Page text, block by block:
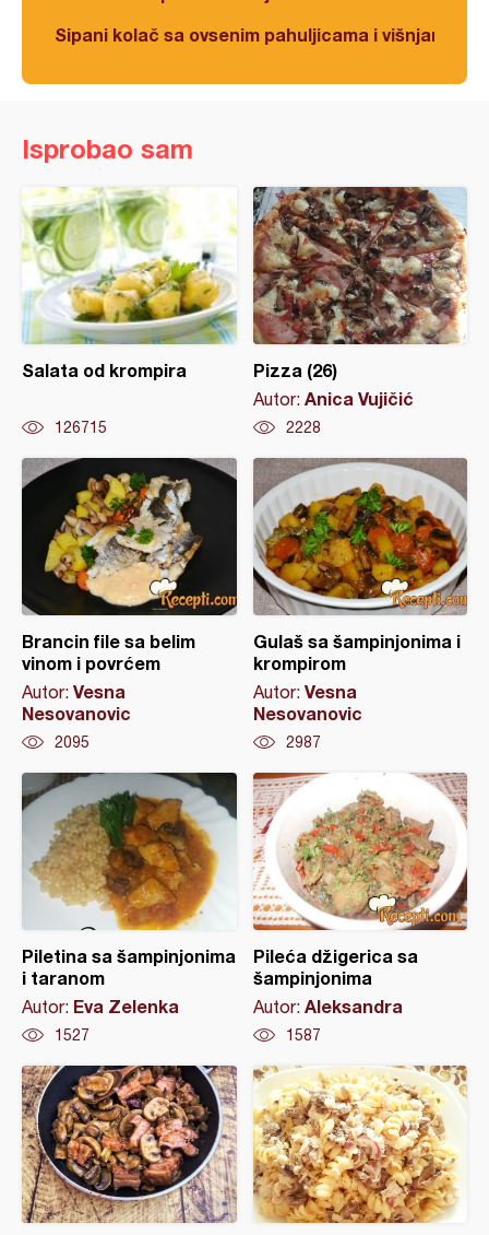
Sipani kolač sa ovsenim pahuljicama i višnjama
Isprobao sam
Salata od krompira
126715
Pizza (26)
Autor: Anica Vujičić
2228
Brancin file sa belim
vinom i povrćem
Autor: Vesna
Nesovanovic
2095
Gulaš sa šampinjonima i
krompirom
Autor: Vesna
Nesovanovic
2987
Piletina sa šampinjonima
i taranom
Autor: Eva Zelenka
1527
Pileća džigerica sa
šampinjonima
Autor: Aleksandra
1587